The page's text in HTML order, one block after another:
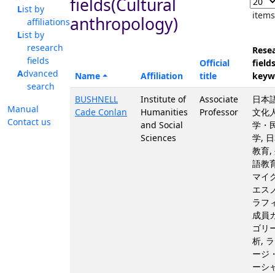
List by
affiliations
List by
research
fields
Advanced
search
Manual
Contact us
fields(Cultural
anthropology)
Name Affiliation
Official
title
BUSHNELL
Cade Conlan
Institute of
Humanities
and Social
Sciences
Associate
Professor
日本
文化
学・
学,
教育,
語教
マイ
エス
ラフ
成員
ゴリ
析,
ージ
ーシ